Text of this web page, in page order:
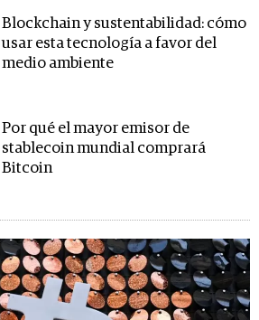
Blockchain y sustentabilidad: cómo
usar esta tecnología a favor del
medio ambiente
Por qué el mayor emisor de
stablecoin mundial comprará
Bitcoin